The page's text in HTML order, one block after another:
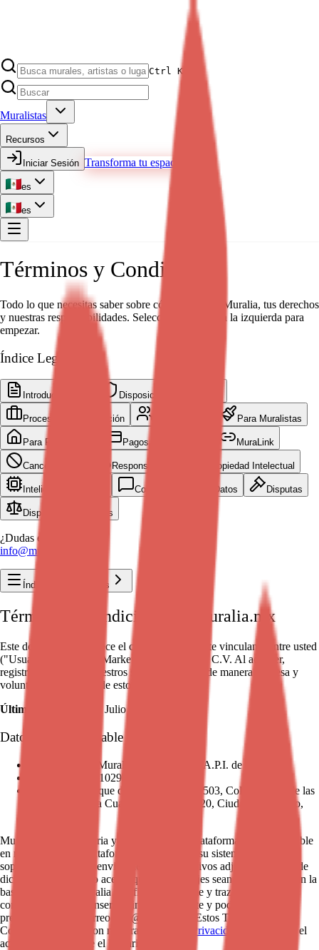
Ctrl K
Muralistas
Recursos
Iniciar Sesión Transforma tu espacio
es
es
Términos y Condiciones
Todo lo que necesitas saber sobre cómo funciona Muralia, tus derechos
y nuestras responsabilidades. Selecciona un tema a la izquierda para
empezar.
Índice Legal
Introducción Disposiciones Generales
Proceso de Contratación Para Muralistas
Para Propietarios Pagos y Facturación MuraLink
Cancelaciones Responsabilidad Propiedad Intelectual
Inteligencia Artificial Comunicaciones y Datos Disputas
Disposiciones Finales
¿Dudas específicas?
info@muralia.art
Índice de Contenidos
Términos y Condiciones de Muralia.mx
Este documento establece el contrato legalmente vinculante entre usted
("Usuario") y Muralia Marketplace S.A.P.I. de C.V. Al acceder,
registrarse o utilizar nuestros servicios, acepta de manera expresa y
voluntaria la totalidad de estos Términos.
Última actualización:
Julio 2026
Datos del Responsable
Muralia Marketplace S.A.P.I. de C.V.
MMA241029S93
Bosque de Toronjos 9, Int. 503, Col. Bosques de las
Lomas, Alcaldía Cuajimalpa, C.P. 05120, Ciudad de México,
Muralia es la propietaria y operadora de la plataforma digital accesible
en muralia.art (la "Plataforma"), incluyendo su sistema de chat de
soporte integrado. Al enviar mensajes o archivos adjuntos a través de
dicho chat, el Usuario acepta que sus mensajes sean almacenados en la
base de datos de Muralia con fines de soporte y trazabilidad; las
conversaciones se conservan indefinidamente y podrán eliminarse
previa solicitud al correo info@muralia.art. Estos Términos y
Condiciones, junto con nuestra
Política de Privacidad
, constituyen el
acuerdo íntegro entre el Usuario y Muralia.